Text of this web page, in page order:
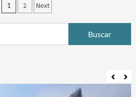
Paginación
de
entradas
1 2 Next